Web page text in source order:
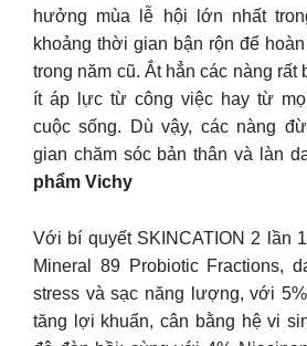
hưởng mùa lễ hội lớn nhất
khoảng thời gian bận rộn để
trong năm cũ. Ắt hẳn các nàng rất
ít áp lực từ công việc hay từ
cuộc sống. Dù vậy, các nàng
gian chăm sóc bản thân và làn
phẩm Vichy
Với bí quyết SKINCATION 2 lần
Mineral 89 Probiotic Fractions,
stress và sạc năng lượng, với
tăng lợi khuẩn, cân bằng hệ vi